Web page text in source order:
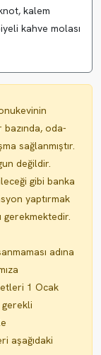
kalem
kahve molası
oda-
sağlanmıştır.
değildir.
gibi banka
yaptırmak
gerekmektedir.
adına
1 Ocak
aşağıdaki